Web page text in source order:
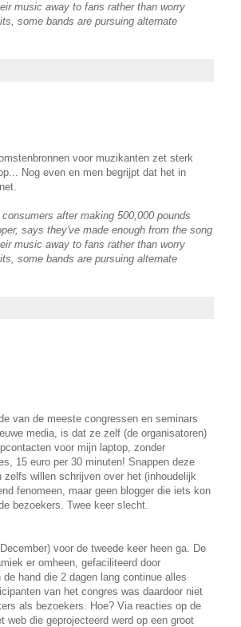
music away to fans rather than worry
some bands are pursuing alternate
voor muzikanten zet sterk
Nog even en men begrijpt dat het in
after making 500,000 pounds
says they've made enough from the song
music away to fans rather than worry
some bands are pursuing alternate
van de meeste congressen en seminars
media, is dat ze zelf (de organisatoren)
voor mijn laptop, zonder
15 euro per 30 minuten! Snappen deze
willen schrijven over het (inhoudelijk
fenomeen, maar geen blogger die iets kon
bezoekers. Twee keer slecht.
voor de tweede keer heen ga. De
er omheen, gefaciliteerd door
hand die 2 dagen lang continue alles
van het congres was daardoor niet
als bezoekers. Hoe? Via reacties op de
die geprojecteerd werd op een groot